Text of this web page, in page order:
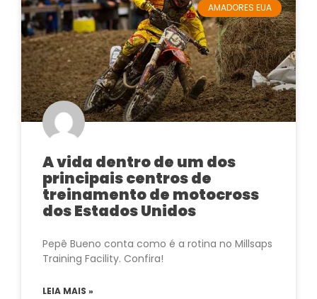
AMADORES EUA
A vida dentro de um dos
principais centros de
treinamento de motocross
dos Estados Unidos
Pepê Bueno conta como é a rotina no Millsaps
Training Facility. Confira!
LEIA MAIS »